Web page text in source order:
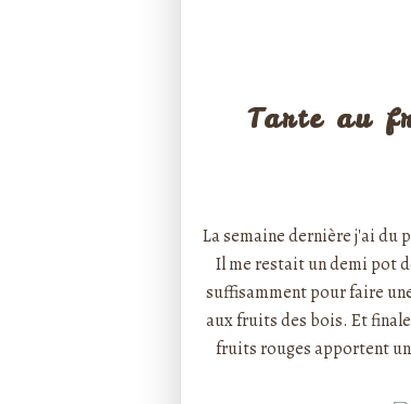
Tarte au
La semaine dernière j'ai du
Il me restait un demi pot
suffisamment pour faire
aux fruits des bois. Et
fruits rouges apportent